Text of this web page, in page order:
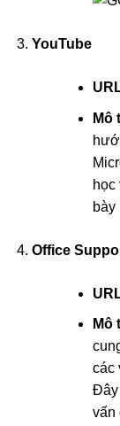
YouTube
Mô
học
bày
Office
Mô
các
Đây
vấn